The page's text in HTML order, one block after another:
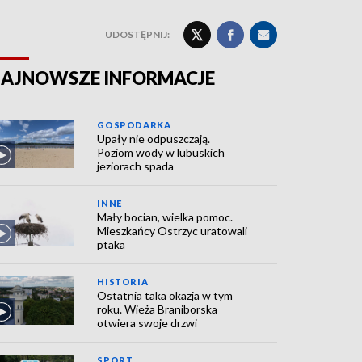
UDOSTĘPNIJ:
INFORMACJE
GOSPODARKA
Upały nie odpuszczają.
Poziom wody w lubuskich
jeziorach spada
INNE
Mały bocian, wielka pomoc.
Mieszkańcy Ostrzyc uratowali
ptaka
HISTORIA
Ostatnia taka okazja w tym
roku. Wieża Braniborska
otwiera swoje drzwi